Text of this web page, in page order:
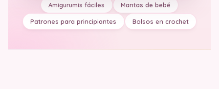
Amigurumis fáciles Mantas de bebé
Patrones para principiantes Bolsos en crochet